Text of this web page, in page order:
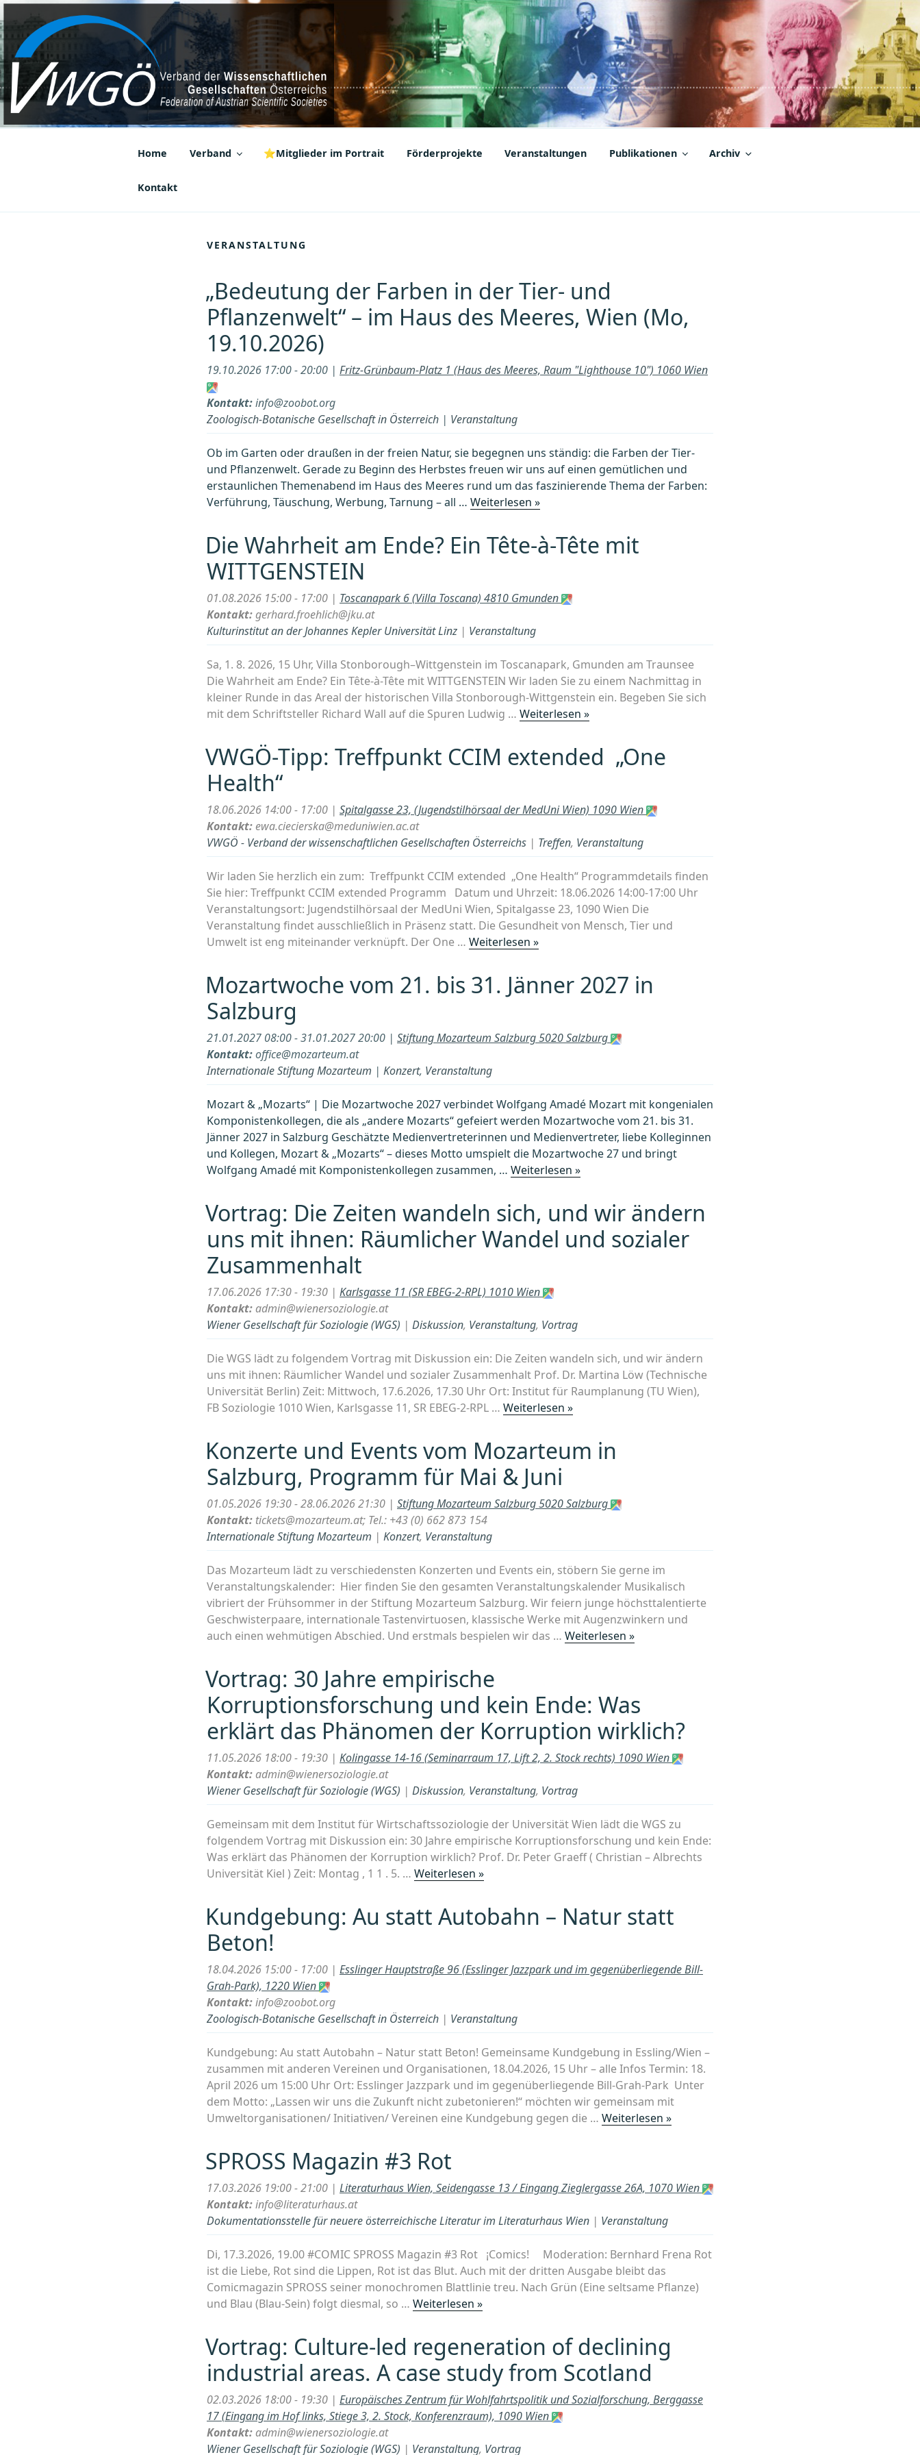
Zum
Inhalt
springen
VWGÖ
Federation of Austrian Scientific Societies
Home Verband ⭐Mitglieder im Portrait Förderprojekte Veranstaltungen Publikationen Archiv
Kontakt
VERANSTALTUNG
„Bedeutung der Farben in der Tier- und
Pflanzenwelt“ – im Haus des Meeres, Wien (Mo,
19.10.2026)
19.10.2026 17:00 - 20:00 | Fritz-Grünbaum-Platz 1 (Haus des Meeres, Raum "Lighthouse 10") 1060 Wien
Kontakt:info@zoobot.org
Zoologisch-Botanische Gesellschaft in Österreich | Veranstaltung
Ob im Garten oder draußen in der freien Natur, sie begegnen uns ständig: die Farben der Tier-
und Pflanzenwelt. Gerade zu Beginn des Herbstes freuen wir uns auf einen gemütlichen und
erstaunlichen Themenabend im Haus des Meeres rund um das faszinierende Thema der Farben:
Verführung, Täuschung, Werbung, Tarnung – all … Weiterlesen »„„Bedeutung
Farben
in
und
im
Haus
des
Meeres,
Wien
19.10.2026)“
Die Wahrheit am Ende? Ein Tête-à-Tête mit
WITTGENSTEIN
01.08.2026 15:00 - 17:00 | Toscanapark 6 (Villa Toscana) 4810 Gmunden
Kontakt:gerhard.froehlich@jku.at
Kulturinstitut an der Johannes Kepler Universität Linz | Veranstaltung
Sa, 1. 8. 2026, 15 Uhr, Villa Stonborough–Wittgenstein im Toscanapark, Gmunden am Traunsee
Die Wahrheit am Ende? Ein Tête-à-Tête mit WITTGENSTEIN Wir laden Sie zu einem Nachmittag in
kleiner Runde in das Areal der historischen Villa Stonborough-Wittgenstein ein. Begeben Sie sich
mit dem Schriftsteller Richard Wall auf die Spuren Ludwig … Weiterlesen »„Die
am
Ende?
à-
mit
WITTGENSTEIN“
VWGÖ-Tipp: Treffpunkt CCIM extended „One
Health“
18.06.2026 14:00 - 17:00 | Spitalgasse 23, (Jugendstilhörsaal der MedUni Wien) 1090 Wien
Kontakt:ewa.ciecierska@meduniwien.ac.at
VWGÖ - Verband der wissenschaftlichen Gesellschaften Österreichs | Treffen, Veranstaltung
Wir laden Sie herzlich ein zum: Treffpunkt CCIM extended „One Health“ Programmdetails finden
Sie hier: Treffpunkt CCIM extended Programm Datum und Uhrzeit: 18.06.2026 14:00-17:00 Uhr
Veranstaltungsort: Jugendstilhörsaal der MedUni Wien, Spitalgasse 23, 1090 Wien Die
Veranstaltung findet ausschließlich in Präsenz statt. Die Gesundheit von Mensch, Tier und
Umwelt ist eng miteinander verknüpft. Der One … Weiterlesen »„VWGÖ-
Treffpunkt
CCIM
Health““
Mozartwoche vom 21. bis 31. Jänner 2027 in
Salzburg
21.01.2027 08:00 - 31.01.2027 20:00 | Stiftung Mozarteum Salzburg 5020 Salzburg
Kontakt:office@mozarteum.at
Internationale Stiftung Mozarteum | Konzert, Veranstaltung
Mozart & „Mozarts“ | Die Mozartwoche 2027 verbindet Wolfgang Amadé Mozart mit kongenialen
Komponistenkollegen, die als „andere Mozarts“ gefeiert werden Mozartwoche vom 21. bis 31.
Jänner 2027 in Salzburg Geschätzte Medienvertreterinnen und Medienvertreter, liebe Kolleginnen
und Kollegen, Mozart & „Mozarts“ – dieses Motto umspielt die Mozartwoche 27 und bringt
Wolfgang Amadé mit Komponistenkollegen zusammen, … Weiterlesen »„Mozartwoche
21.
bis
31.
Jänner
Vortrag: Die Zeiten wandeln sich, und wir ändern
uns mit ihnen: Räumlicher Wandel und sozialer
Zusammenhalt
17.06.2026 17:30 - 19:30 | Karlsgasse 11 (SR EBEG-2-RPL) 1010 Wien
Kontakt:admin@wienersoziologie.at
Wiener Gesellschaft für Soziologie (WGS) | Diskussion, Veranstaltung, Vortrag
Die WGS lädt zu folgendem Vortrag mit Diskussion ein: Die Zeiten wandeln sich, und wir ändern
uns mit ihnen: Räumlicher Wandel und sozialer Zusammenhalt Prof. Dr. Martina Löw (Technische
Universität Berlin) Zeit: Mittwoch, 17.6.2026, 17.30 Uhr Ort: Institut für Raumplanung (TU Wien),
FB Soziologie 1010 Wien, Karlsgasse 11, SR EBEG-2-RPL … Weiterlesen »„Vortrag:
Zeiten
wandeln
wir
mit
ihnen:
Räumlicher
Wandel
und
sozialer
Konzerte und Events vom Mozarteum in
Salzburg, Programm für Mai & Juni
01.05.2026 19:30 - 28.06.2026 21:30 | Stiftung Mozarteum Salzburg 5020 Salzburg
Kontakt: tickets@mozarteum.at; Tel.: +43 (0) 662 873 154
Internationale Stiftung Mozarteum | Konzert, Veranstaltung
Das Mozarteum lädt zu verschiedensten Konzerten und Events ein, stöbern Sie gerne im
Veranstaltungskalender: Hier finden Sie den gesamten Veranstaltungskalender Musikalisch
vibriert der Frühsommer in der Stiftung Mozarteum Salzburg. Wir feiern junge höchsttalentierte
Geschwisterpaare, internationale Tastenvirtuosen, klassische Werke mit Augenzwinkern und
auch einen wehmütigen Abschied. Und erstmals bespielen wir das … Weiterlesen »„Konzerte
Mozarteum
in
Salzburg,
Programm
für
Vortrag: 30 Jahre empirische
Korruptionsforschung und kein Ende: Was
erklärt das Phänomen der Korruption wirklich?
11.05.2026 18:00 - 19:30 | Kolingasse 14-16 (Seminarraum 17, Lift 2, 2. Stock rechts) 1090 Wien
Kontakt:admin@wienersoziologie.at
Wiener Gesellschaft für Soziologie (WGS) | Diskussion, Veranstaltung, Vortrag
Gemeinsam mit dem Institut für Wirtschaftssoziologie der Universität Wien lädt die WGS zu
folgendem Vortrag mit Diskussion ein: 30 Jahre empirische Korruptionsforschung und kein Ende:
Was erklärt das Phänomen der Korruption wirklich? Prof. Dr. Peter Graeff ( Christian – Albrechts
Universität Kiel ) Zeit: Montag , 1 1 . 5. … Weiterlesen »„Vortrag:
Jahre
empirische
kein
erklärt
das
Phänomen
der
Korruption
wirklich?“
Kundgebung: Au statt Autobahn – Natur statt
Beton!
18.04.2026 15:00 - 17:00 | Esslinger Hauptstraße 96 (Esslinger Jazzpark und im gegenüberliegende Bill-
Grah-Park), 1220 Wien
Kontakt:info@zoobot.org
Zoologisch-Botanische Gesellschaft in Österreich | Veranstaltung
Kundgebung: Au statt Autobahn – Natur statt Beton! Gemeinsame Kundgebung in Essling/Wien –
zusammen mit anderen Vereinen und Organisationen, 18.04.2026, 15 Uhr – alle Infos Termin: 18.
April 2026 um 15:00 Uhr Ort: Esslinger Jazzpark und im gegenüberliegende Bill-Grah-Park Unter
dem Motto: „Lassen wir uns die Zukunft nicht zubetonieren!“ möchten wir gemeinsam mit
Umweltorganisationen/ Initiativen/ Vereinen eine Kundgebung gegen die … Weiterlesen »„Kundgebung: Au
Natur
SPROSS Magazin #3 Rot
17.03.2026 19:00 - 21:00 | Literaturhaus Wien, Seidengasse 13 / Eingang Zieglergasse 26A, 1070 Wien
Kontakt:info@literaturhaus.at
Dokumentationsstelle für neuere österreichische Literatur im Literaturhaus Wien | Veranstaltung
Di, 17.3.2026, 19.00 #COMIC SPROSS Magazin #3 Rot ¡Comics! Moderation: Bernhard Frena Rot
ist die Liebe, Rot sind die Lippen, Rot ist das Blut. Auch mit der dritten Ausgabe bleibt das
Comicmagazin SPROSS seiner monochromen Blattlinie treu. Nach Grün (Eine seltsame Pflanze)
und Blau (Blau-Sein) folgt diesmal, so … Weiterlesen »„SPROSS
Rot“
Vortrag: Culture-led regeneration of declining
industrial areas. A case study from Scotland
02.03.2026 18:00 - 19:30 | Europäisches Zentrum für Wohlfahrtspolitik und Sozialforschung, Berggasse
17 (Eingang im Hof links, Stiege 3, 2. Stock, Konferenzraum), 1090 Wien
Kontakt:admin@wienersoziologie.at
Wiener Gesellschaft für Soziologie (WGS) | Veranstaltung, Vortrag